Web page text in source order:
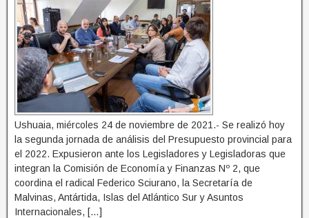
Ushuaia, miércoles 24 de noviembre de 2021.- Se realizó hoy
la segunda jornada de análisis del Presupuesto provincial para
el 2022. Expusieron ante los Legisladores y Legisladoras que
integran la Comisión de Economía y Finanzas Nº 2, que
coordina el radical Federico Sciurano, la Secretaría de
Malvinas, Antártida, Islas del Atlántico Sur y Asuntos
Internacionales, […]